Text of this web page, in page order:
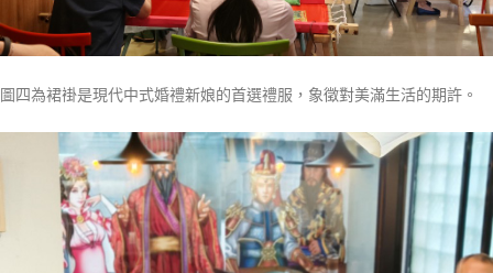
圖四為裙褂是現代中式婚禮新娘的首選禮服，象徵對美滿生活的期許。